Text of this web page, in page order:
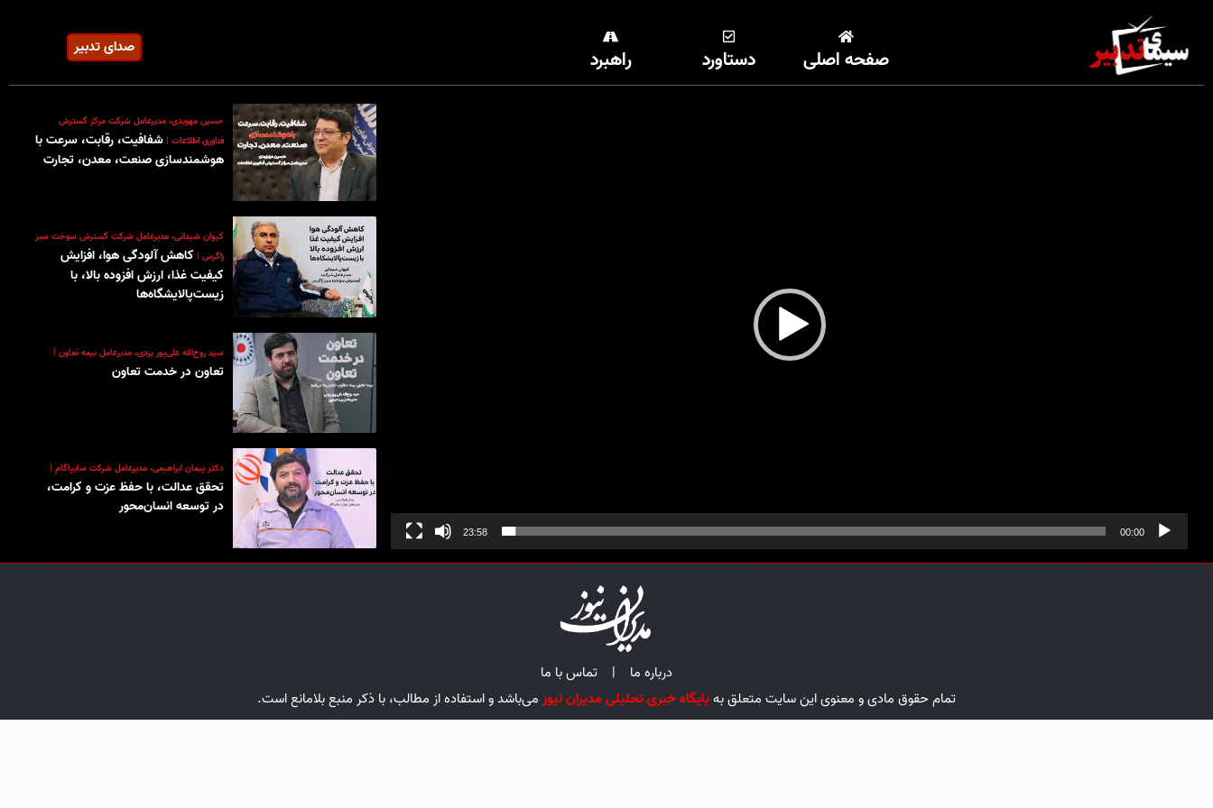
صفحه اصلی دستاورد راهبرد صدای تدبیر
00:00
23:58
حسین مهویدی، مدیرعامل شرکت مرکز گسترش
فناوری اطلاعات |شفافیت، رقابت، سرعت با
هوشمندسازی صنعت، معدن، تجارت
کیوان شیدانی، مدیرعامل شرکت گسترش سوخت سبز
زاگرس | کاهش آلودگی هوا، افزایش
کیفیت غذا، ارزش افزوده بالا، با
زیست‌پالایشگاه‌ها
سید روح‌الله علی‌پور یزدی‌، مدیرعامل بیمه تعاون |
تعاون در خدمت تعاون
دکتر پیمان ابراهیمی، مدیرعامل شرکت سایپاگام |
تحقق عدالت، با حفظ عزت و کرامت،
در توسعه انسان‌محور
درباره ما | تماس با ما
تمام حقوق مادی و معنوی این سایت متعلق بهپایگاه خبری تحلیلی مدیران نیوز می‌باشد و استفاده از مطالب، با ذکر منبع بلامانع است.